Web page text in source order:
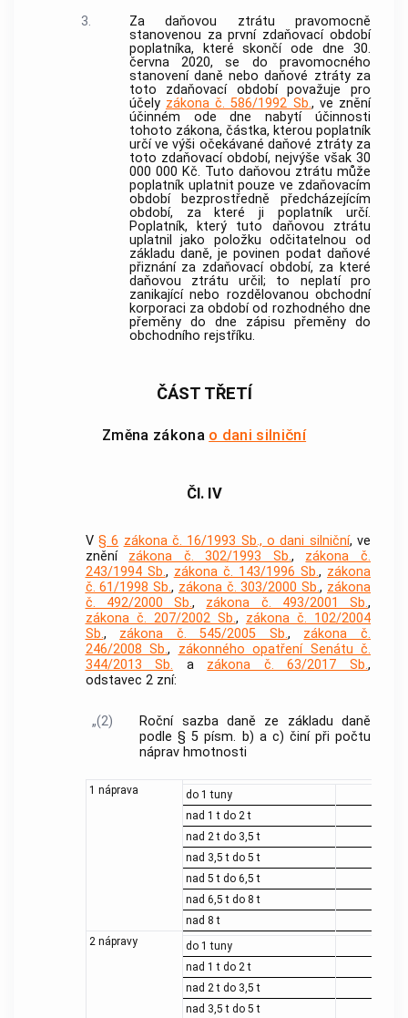
3.
Za daňovou ztrátu pravomocně
stanovenou za první zdaňovací období
poplatníka, které skončí ode dne 30.
června 2020, se do pravomocného
stanovení daně nebo daňové ztráty za
toto zdaňovací období považuje pro
účely zákona č. 586/1992 Sb., ve znění
účinném ode dne nabytí účinnosti
tohoto zákona, částka, kterou poplatník
určí ve výši očekávané daňové ztráty za
toto zdaňovací období, nejvýše však 30
000 000 Kč. Tuto daňovou ztrátu může
poplatník uplatnit pouze ve zdaňovacím
období bezprostředně předcházejícím
období, za které ji poplatník určí.
Poplatník, který tuto daňovou ztrátu
uplatnil jako položku odčitatelnou od
základu daně, je povinen podat daňové
přiznání za zdaňovací období, za které
daňovou ztrátu určil; to neplatí pro
zanikající nebo rozdělovanou obchodní
korporaci za období od rozhodného dne
přeměny do dne zápisu přeměny do
obchodního rejstříku.
ČÁST TŘETÍ
Změna zákona o dani silniční
Čl. IV
V § 6 zákona č. 16/1993 Sb., o dani silniční, ve
znění zákona č. 302/1993 Sb., zákona č.
243/1994 Sb., zákona č. 143/1996 Sb., zákona
č. 61/1998 Sb., zákona č. 303/2000 Sb., zákona
č. 492/2000 Sb., zákona č. 493/2001 Sb.,
zákona č. 207/2002 Sb., zákona č. 102/2004
Sb., zákona č. 545/2005 Sb., zákona č.
246/2008 Sb., zákonného opatření Senátu č.
344/2013 Sb. a zákona č. 63/2017 Sb.,
odstavec 2 zní:
„(2)
Roční sazba daně ze základu daně
podle § 5 písm. b) a c) činí při počtu
náprav hmotnosti
1 náprava do 1 tuny
nad 1 t do 2 t
nad 2 t do 3,5 t
nad 3,5 t do 5 t
nad 5 t do 6,5 t
nad 6,5 t do 8 t
nad 8 t
2 nápravy
do 1 tuny
nad 1 t do 2 t
nad 2 t do 3,5 t
nad 3,5 t do 5 t